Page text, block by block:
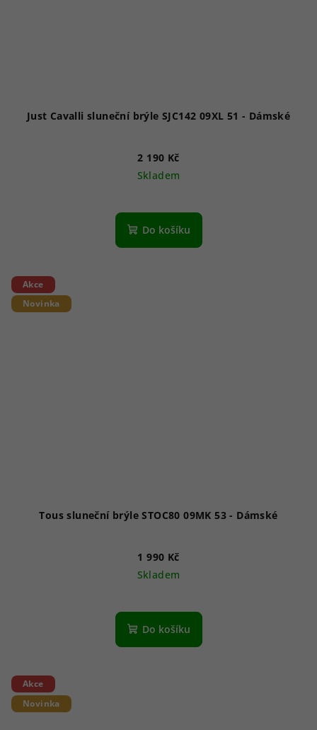
Just Cavalli sluneční brýle SJC142 09XL 51 - Dámské
2 190 Kč
Skladem
Do košíku
Akce
Novinka
Tous sluneční brýle STOC80 09MK 53 - Dámské
1 990 Kč
Skladem
Do košíku
Akce
Novinka